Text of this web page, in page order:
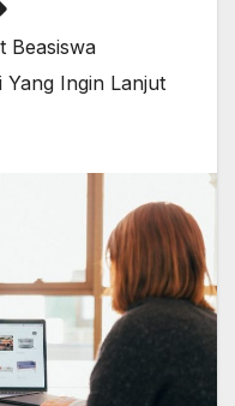
Beasiswa
Yang Ingin Lanjut